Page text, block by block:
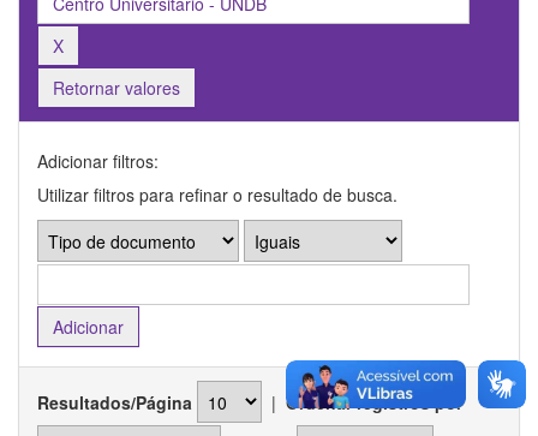
Retornar valores
Adicionar filtros:
Utilizar filtros para refinar o resultado de busca.
Resultados/Página | Ordenar registros por